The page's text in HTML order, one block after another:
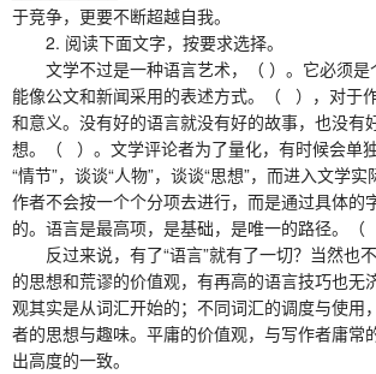
于竞争，更要不断超越自我。
2. 阅读下面文字，按要求选择。
文学不过是一种语言艺术，（ ）。它必须是
能像公文和新闻采用的表述方式。（ ），对于
和意义。没有好的语言就没有好的故事，也没有
想。（ ）。文学评论者为了量化，有时候会单
“情节”，谈谈“人物”，谈谈“思想”，而进入文学实
作者不会按一个个分项去进行，而是通过具体的
的。语言是最高项，是基础，是唯一的路径。（
反过来说，有了“语言”就有了一切？当然也
的思想和荒谬的价值观，有再高的语言技巧也无
观其实是从词汇开始的；不同词汇的调度与使用
者的思想与趣味。平庸的价值观，与写作者庸常
出高度的一致。